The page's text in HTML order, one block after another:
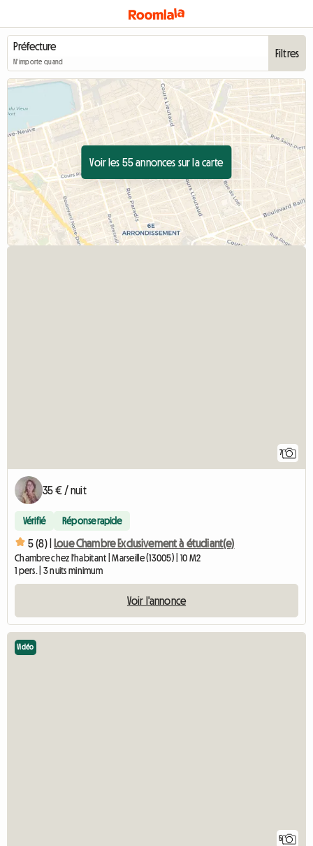
N'importe quand
Filtres
Voir les 55 annonces sur la carte
7
35 € / nuit
Vérifié Réponse rapide
5 (8) | Loue Chambre Exclusivement à étudiant(e)
Chambre chez l'habitant | Marseille (13005) | 10 M2
1 pers. | 3 nuits minimum
Voir l'annonce
5
Vidéo